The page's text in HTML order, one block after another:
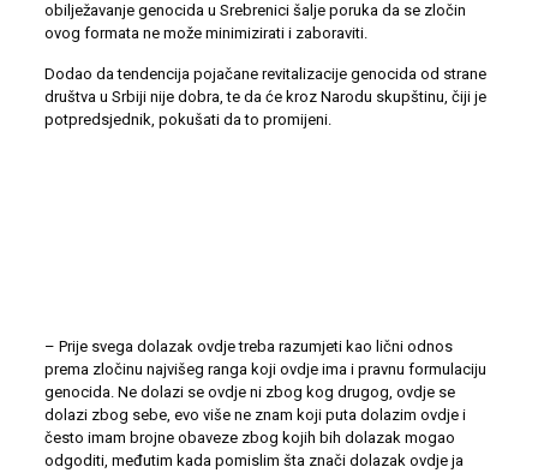
obilježavanje genocida u Srebrenici šalje poruka da se zločin
ovog formata ne može minimizirati i zaboraviti.
Dodao da tendencija pojačane revitalizacije genocida od strane
društva u Srbiji nije dobra, te da će kroz Narodu skupštinu, čiji je
potpredsjednik, pokušati da to promijeni.
– Prije svega dolazak ovdje treba razumjeti kao lični odnos
prema zločinu najvišeg ranga koji ovdje ima i pravnu formulaciju
genocida. Ne dolazi se ovdje ni zbog kog drugog, ovdje se
dolazi zbog sebe, evo više ne znam koji puta dolazim ovdje i
često imam brojne obaveze zbog kojih bih dolazak mogao
odgoditi, međutim kada pomislim šta znači dolazak ovdje ja